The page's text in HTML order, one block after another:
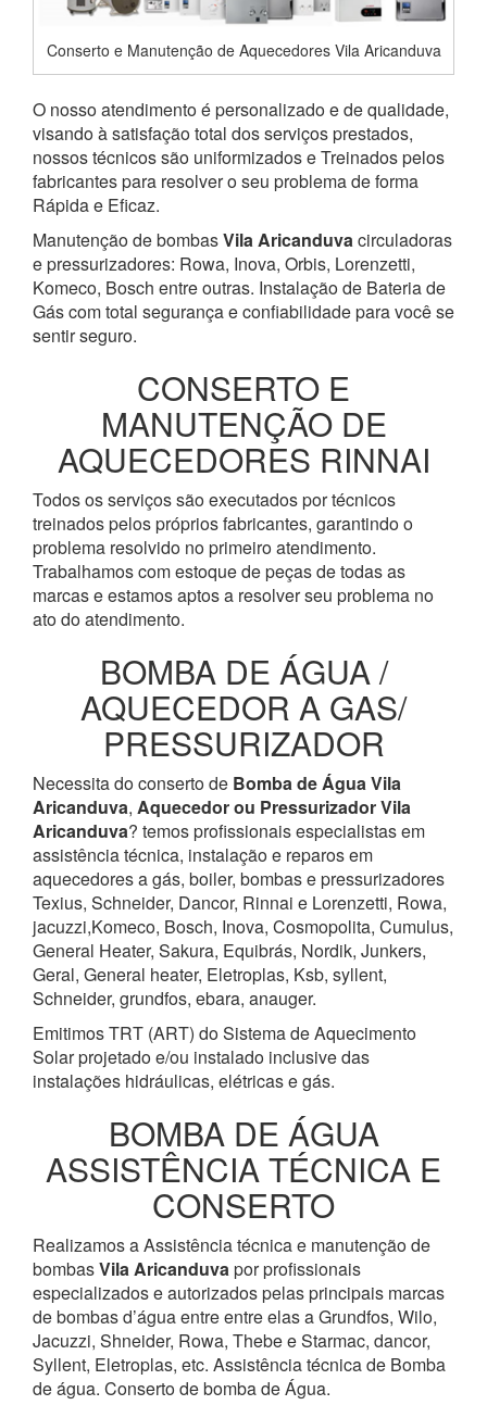
Conserto e Manutenção de Aquecedores Vila Aricanduva
O nosso atendimento é personalizado e de qualidade,
visando à satisfação total dos serviços prestados,
nossos técnicos são uniformizados e Treinados pelos
fabricantes para resolver o seu problema de forma
Rápida e Eficaz.
Manutenção de bombasVila Aricanduvacirculadoras
e pressurizadores: Rowa, Inova, Orbis, Lorenzetti,
Komeco, Bosch entre outras. Instalação de Bateria de
Gás com total segurança e confiabilidade para você se
sentir seguro.
CONSERTO E
MANUTENÇÃO DE
AQUECEDORES RINNAI
Todos os serviços são executados por técnicos
treinados pelos próprios fabricantes, garantindo o
problema resolvido no primeiro atendimento.
Trabalhamos com estoque de peças de todas as
marcas e estamos aptos a resolver seu problema no
ato do atendimento.
BOMBA DE ÁGUA /
AQUECEDOR A GAS/
PRESSURIZADOR
Necessita do conserto de Bomba de ÁguaVila
Aricanduva, Aquecedor ou PressurizadorVila
Aricanduva? temos profissionais especialistas em
assistência técnica, instalação e reparos em
aquecedores a gás, boiler, bombas e pressurizadores
Texius, Schneider, Dancor, Rinnai e Lorenzetti, Rowa,
jacuzzi,Komeco, Bosch, Inova, Cosmopolita, Cumulus,
General Heater, Sakura, Equibrás, Nordik, Junkers,
Geral, General heater, Eletroplas, Ksb, syllent,
Schneider, grundfos, ebara, anauger.
Emitimos TRT (ART) do Sistema de Aquecimento
Solar projetado e/ou instalado inclusive das
instalações hidráulicas, elétricas e gás.
BOMBA DE ÁGUA
ASSISTÊNCIA TÉCNICA E
CONSERTO
Realizamos a Assistência técnica e manutenção de
bombasVila Aricanduvapor profissionais
especializados e autorizados pelas principais marcas
de bombas d’água entre entre elas a Grundfos, Wilo,
Jacuzzi, Shneider, Rowa, Thebe e Starmac, dancor,
Syllent, Eletroplas, etc. Assistência técnica de Bomba
de água. Conserto de bomba de Água.